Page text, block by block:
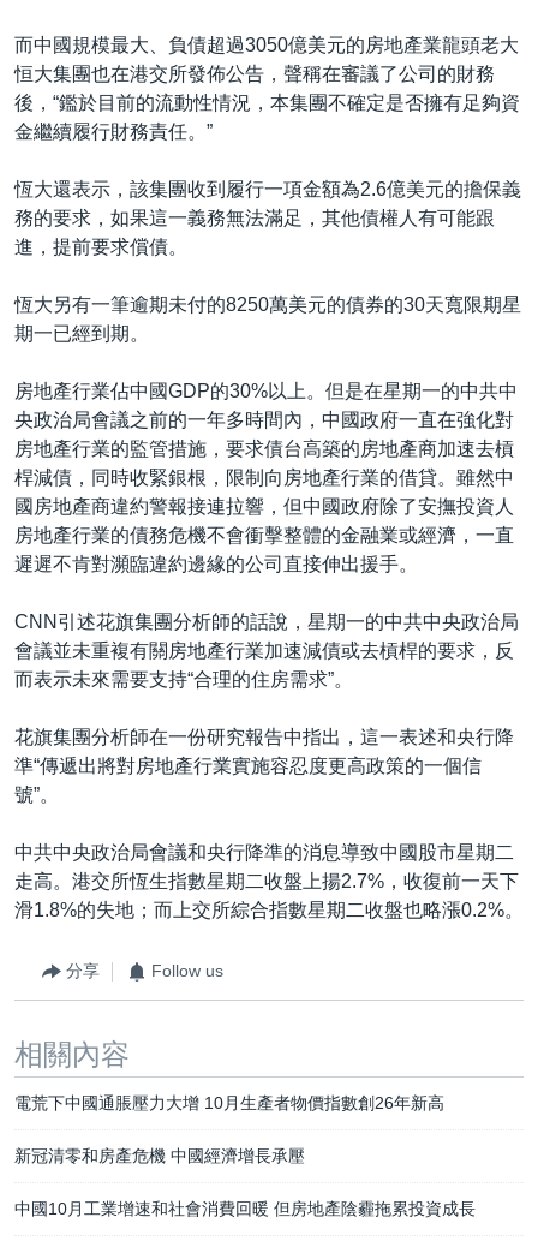
而中國規模最大、負債超過3050億美元的房地產業龍頭老大
恒大集團也在港交所發佈公告，聲稱在審議了公司的財務
後，“鑑於目前的流動性情況，本集團不確定是否擁有足夠資
金繼續履行財務責任。”
恆大還表示，該集團收到履行一項金額為2.6億美元的擔保義
務的要求，如果這一義務無法滿足，其他債權人有可能跟
進，提前要求償債。
恆大另有一筆逾期未付的8250萬美元的債券的30天寬限期星
期一已經到期。
房地產行業佔中國GDP的30%以上。但是在星期一的中共中
央政治局會議之前的一年多時間內，中國政府一直在強化對
房地產行業的監管措施，要求債台高築的房地產商加速去槓
桿減債，同時收緊銀根，限制向房地產行業的借貸。雖然中
國房地產商違約警報接連拉響，但中國政府除了安撫投資人
房地產行業的債務危機不會衝擊整體的金融業或經濟，一直
遲遲不肯對瀕臨違約邊緣的公司直接伸出援手。
CNN引述花旗集團分析師的話說，星期一的中共中央政治局
會議並未重複有關房地產行業加速減債或去槓桿的要求，反
而表示未來需要支持“合理的住房需求”。
花旗集團分析師在一份研究報告中指出，這一表述和央行降
準“傳遞出將對房地產行業實施容忍度更高政策的一個信
號”。
中共中央政治局會議和央行降準的消息導致中國股市星期二
走高。港交所恆生指數星期二收盤上揚2.7%，收復前一天下
滑1.8%的失地；而上交所綜合指數星期二收盤也略漲0.2%。
分享 Follow us
相關內容
電荒下中國通脹壓力大增 10月生產者物價指數創26年新高
新冠清零和房產危機 中國經濟增長承壓
中國10月工業增速和社會消費回暖 但房地產陰霾拖累投資成長